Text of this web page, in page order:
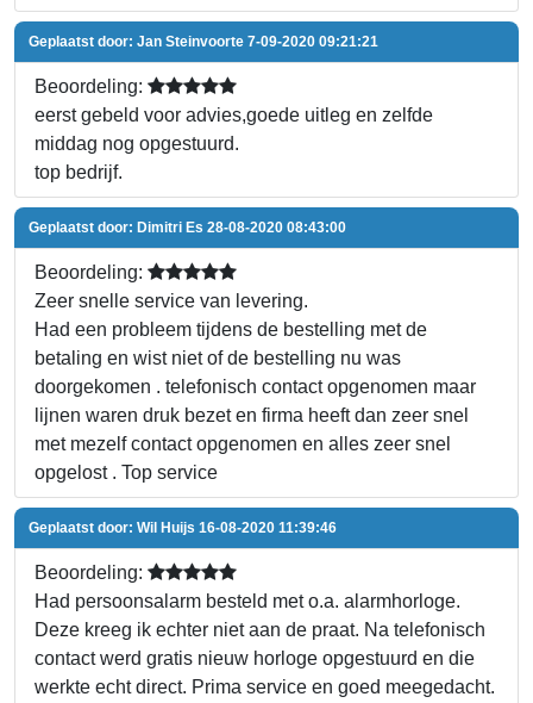
Geplaatst door: Jan Steinvoorte 7-09-2020 09:21:21
Beoordeling:
eerst gebeld voor advies,goede uitleg en zelfde
middag nog opgestuurd.
top bedrijf.
Geplaatst door: Dimitri Es 28-08-2020 08:43:00
Beoordeling:
Zeer snelle service van levering.
Had een probleem tijdens de bestelling met de
betaling en wist niet of de bestelling nu was
doorgekomen . telefonisch contact opgenomen maar
lijnen waren druk bezet en firma heeft dan zeer snel
met mezelf contact opgenomen en alles zeer snel
opgelost . Top service
Geplaatst door: Wil Huijs 16-08-2020 11:39:46
Beoordeling:
Had persoonsalarm besteld met o.a. alarmhorloge.
Deze kreeg ik echter niet aan de praat. Na telefonisch
contact werd gratis nieuw horloge opgestuurd en die
werkte echt direct. Prima service en goed meegedacht.